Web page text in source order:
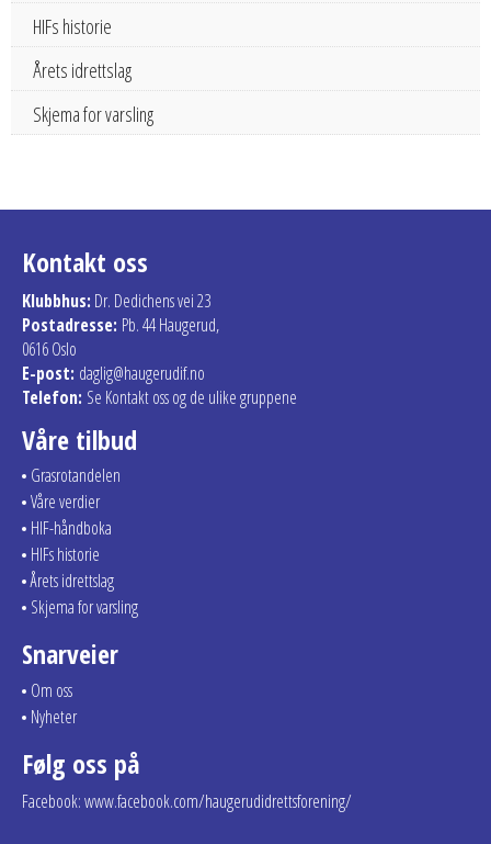
HIFs historie
Årets idrettslag
Skjema for varsling
Kontakt oss
Klubbhus: Dr. Dedichens vei 23
Postadresse: Pb. 44 Haugerud,
0616 Oslo
E-post: daglig@haugerudif.no
Telefon: Se Kontakt oss og de ulike gruppene
Våre tilbud
Grasrotandelen
Våre verdier
HIF-håndboka
HIFs historie
Årets idrettslag
Skjema for varsling
Snarveier
Om oss
Nyheter
Følg oss på
Facebook: www.facebook.com/haugerudidrettsforening/